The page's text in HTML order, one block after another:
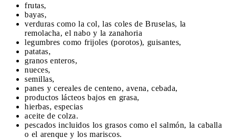
frutas,
bayas,
verduras como la col, las coles de Bruselas, la
remolacha, el nabo y la zanahoria
legumbres como frijoles (porotos), guisantes,
patatas,
granos enteros,
nueces,
semillas,
panes y cereales de centeno, avena, cebada,
productos lácteos bajos en grasa,
hierbas, especias
aceite de colza.
pescados incluidos los grasos como el salmón, la caballa
o el arenque y los mariscos.